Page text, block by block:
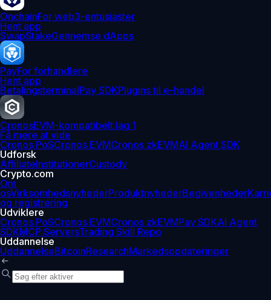
OnchainFor web3-entusiaster
Hent app
SwapStakeGennemse dApps
PayFor forhandlere
Hent app
BetalingsterminalPay SDKPlugins til e-handel
CronosEVM-kompatibelt lag 1
Få mere at vide
Cronos PoSCronos EVMCronos zkEVMAI Agent SDK
Udforsk
AffiliateInstitutionerCustody
Crypto.com
Om
osVirksomhedsnyhederProduktnyhederBegivenheder
og registrering
Udviklere
Cronos PoSCronos EVMCronos zkEVMPay SDKAI Agent
SDKMCP ServersTrading Skill Repo
Uddannelse
UddannelseBitcoinResearchMarkedsopdateringer